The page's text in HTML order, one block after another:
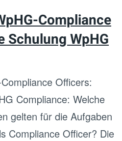
Compliance
Schulung WpHG
Officers:
Compliance: Welche
gelten für die Aufgaben
Compliance Officer? Die